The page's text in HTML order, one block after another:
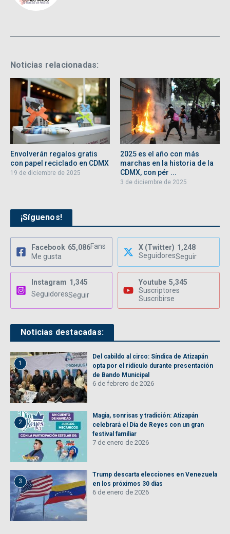
Noticias relacionadas:
Envolverán regalos gratis
con papel reciclado en CDMX
19 de diciembre de 2025
2025 es el año con más
marchas en la historia de la
CDMX, con pér ...
3 de diciembre de 2025
¡Síguenos!
Facebook 65,086Fans
Me gusta
X (Twitter) 1,248
SeguidoresSeguir
Instagram 1,345
SeguidoresSeguir
Youtube 5,345
Suscriptores
Suscribirse
Noticias destacadas:
1
Del cabildo al circo: Síndica de Atizapán
opta por el ridículo durante presentación
de Bando Municipal
6 de febrero de 2026
2
Magia, sonrisas y tradición: Atizapán
celebrará el Día de Reyes con un gran
festival familiar
7 de enero de 2026
3
Trump descarta elecciones en Venezuela
en los próximos 30 días
6 de enero de 2026